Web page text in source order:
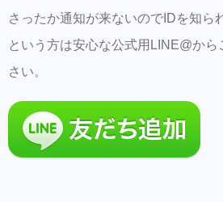
さったか通知が来ないのでIDを知
という方は安心な公式用LINE@か
さい。